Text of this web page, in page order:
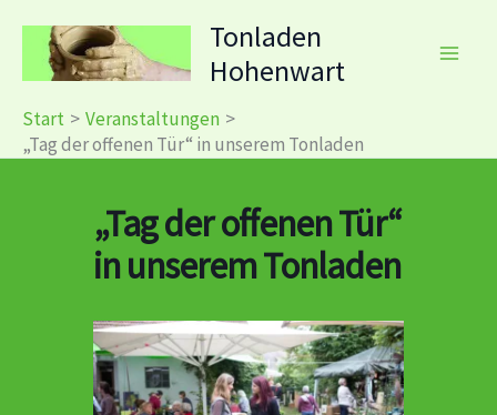
springen
Tonladen
Hohenwart
Start
Veranstaltungen
„Tag der offenen Tür“ in unserem Tonladen
„Tag der offenen Tür“
in unserem Tonladen